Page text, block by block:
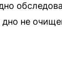
дно не